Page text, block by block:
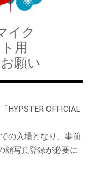
イク
用
願い
HYPSTER OFFICIAL
の入場となり、事前
顔写真登録が必要に